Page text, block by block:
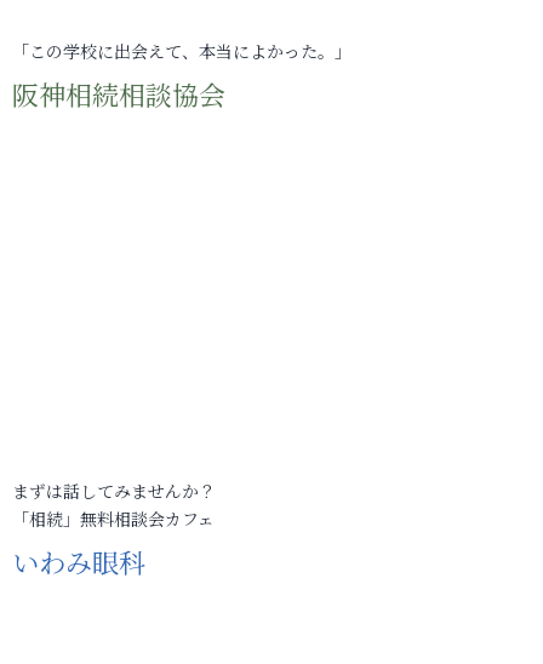
「この学校に出会えて、本当によかった。」
阪神相続相談協会
まずは話してみませんか？
「相続」無料相談会カフェ
いわみ眼科